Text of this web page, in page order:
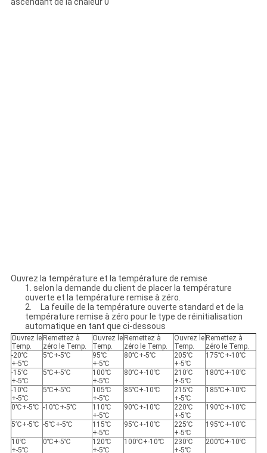
Ouvrez la température et la température de remise
1. selon la demande du client de placer la température
ouverte et la température remise à zéro.
2. La feuille de la température ouverte standard et de la
température remise à zéro pour le type de réinitialisation
automatique en tant que ci-dessous
Ouvrez le
Temp.
Remettez à
zéro le Temp.
Ouvrez le
Temp.
Remettez à
zéro le Temp.
Ouvrez le
Temp.
Remettez à
zéro le Temp.
-20℃
+-5℃
5℃+-5℃
95℃
+-5℃
80℃+-5℃
205℃
+-5℃
175℃+-10℃
-15℃
+-5℃
5℃+-5℃
100℃
+-5℃
80℃+-10℃
210℃
+-5℃
180℃+-10℃
-10℃
+-5℃
5℃+-5℃
105℃
+-5℃
85℃+-10℃
215℃
+-5℃
185℃+-10℃
0℃+-5℃ -10℃+-5℃
110℃
+-5℃
90℃+-10℃
220℃
+-5℃
190℃+-10℃
5℃+-5℃ -5℃+-5℃
115℃
+-5℃
95℃+-10℃
225℃
+-5℃
195℃+-10℃
10℃
+-5℃
0℃+-5℃
120℃
+-5℃
100℃+-10℃
230℃
+-5℃
200℃+-10℃